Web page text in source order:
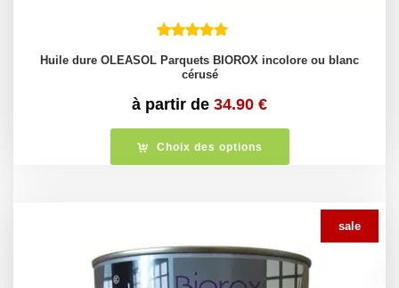
Huile dure OLEASOL Parquets BIOROX incolore ou blanc
cérusé
à partir de 34.90 €
Choix des options
sale